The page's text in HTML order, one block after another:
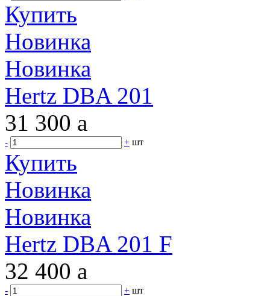
Купить
Новинка
Новинка
Hertz DBA 201
31 300 a
- + шт
Купить
Новинка
Новинка
Hertz DBA 201 F
32 400 a
- + шт